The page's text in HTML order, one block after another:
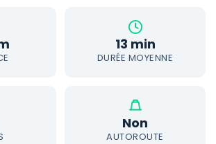
13 min
DURÉE MOYENNE
Non
AUTOROUTE